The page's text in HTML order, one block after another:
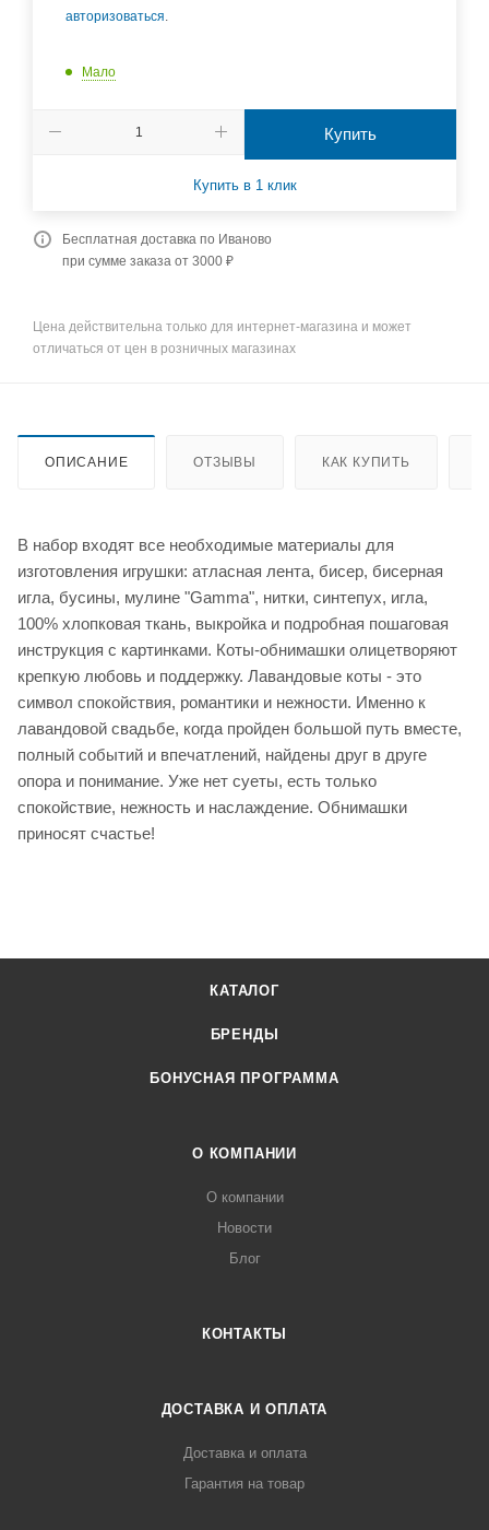
авторизоваться.
Мало
Купить
Купить в 1 клик
Бесплатная доставка по Иваново
при сумме заказа от 3000 ₽
Цена действительна только для интернет-магазина и может
отличаться от цен в розничных магазинах
ОПИСАНИЕ ОТЗЫВЫ КАК КУПИТЬ
В набор входят все необходимые материалы для
изготовления игрушки: атласная лента, бисер, бисерная
игла, бусины, мулине "Gamma", нитки, синтепух, игла,
100% хлопковая ткань, выкройка и подробная пошаговая
инструкция с картинками. Коты-обнимашки олицетворяют
крепкую любовь и поддержку. Лавандовые коты - это
символ спокойствия, романтики и нежности. Именно к
лавандовой свадьбе, когда пройден большой путь вместе,
полный событий и впечатлений, найдены друг в друге
опора и понимание. Уже нет суеты, есть только
спокойствие, нежность и наслаждение. Обнимашки
приносят счастье!
КАТАЛОГ
БРЕНДЫ
БОНУСНАЯ ПРОГРАММА
О КОМПАНИИ
О компании
Новости
Блог
КОНТАКТЫ
ДОСТАВКА И ОПЛАТА
Доставка и оплата
Гарантия на товар